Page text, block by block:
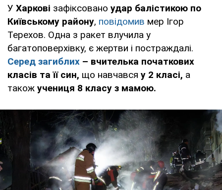
У Харкові зафіксовано удар балістикою по
Київському району, повідомив мер Ігор
Терехов. Одна з ракет влучила у
багатоповерхівку, є жертви і постраждалі.
Серед загиблих – вчителька початкових
класів та її син, що навчався у 2 класі, а
також учениця 8 класу з мамою.